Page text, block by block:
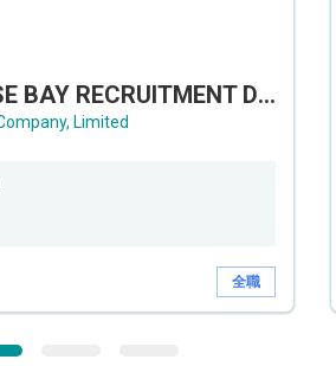
THE REPULSE BAY RECRUITMENT DAY 淺水灣影灣園人才招聘會
Limited
全職